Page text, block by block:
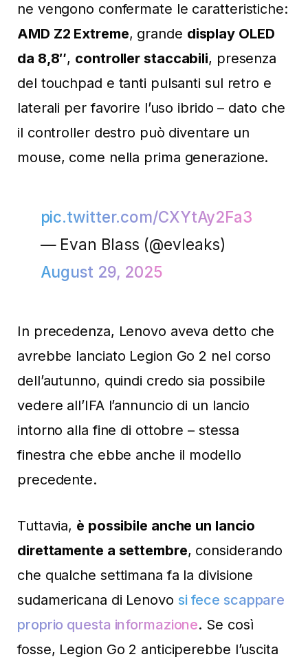
ne vengono confermate le caratteristiche:
AMD Z2 Extreme, grande display OLED
da 8,8″, controller staccabili, presenza
del touchpad e tanti pulsanti sul retro e
laterali per favorire l’uso ibrido – dato che
il controller destro può diventare un
mouse, come nella prima generazione.
pic.twitter.com/CXYtAy2Fa3
— Evan Blass (@evleaks)
August 29, 2025
In precedenza, Lenovo aveva detto che
avrebbe lanciato Legion Go 2 nel corso
dell’autunno, quindi credo sia possibile
vedere all’IFA l’annuncio di un lancio
intorno alla fine di ottobre – stessa
finestra che ebbe anche il modello
precedente.
Tuttavia, è possibile anche un lancio
direttamente a settembre, considerando
che qualche settimana fa la divisione
sudamericana di Lenovo si fece scappare
proprio questa informazione. Se così
fosse, Legion Go 2 anticiperebbe l’uscita